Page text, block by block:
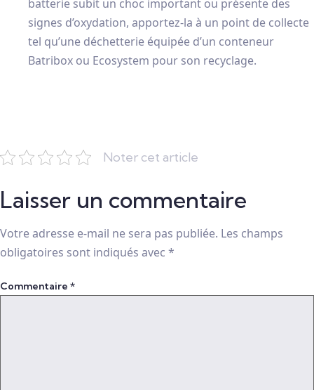
batterie subit un choc important ou présente des
signes d’oxydation, apportez-la à un point de collecte
tel qu’une déchetterie équipée d’un conteneur
Batribox ou Ecosystem pour son recyclage.
Noter cet article
Laisser un commentaire
Votre adresse e-mail ne sera pas publiée. Les champs
obligatoires sont indiqués avec *
Commentaire *